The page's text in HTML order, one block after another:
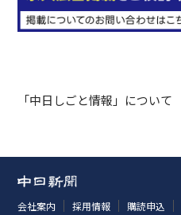
「中日しごと情報」について
会社案内 採用情報 購読申込